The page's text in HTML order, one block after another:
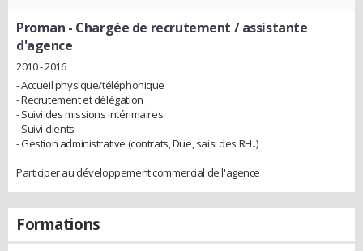
Proman - Chargée de recrutement / assistante
d'agence
2010 - 2016
- Accueil physique/téléphonique
- Recrutement et délégation
- Suivi des missions intérimaires
- Suivi clients
- Gestion administrative (contrats, Due, saisi des RH..)
Participer au développement commercial de l'agence
Formations